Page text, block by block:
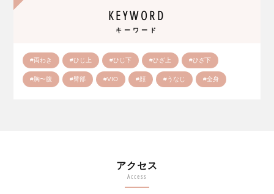
KEYWORD
キーワード
#両わき #ひじ上 #ひじ下 #ひざ上 #ひざ下
#胸〜腹 #臀部 #VIO #顔 #うなじ #全身
アクセス
Access